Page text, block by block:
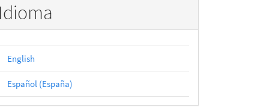
Idioma
English
Español (España)